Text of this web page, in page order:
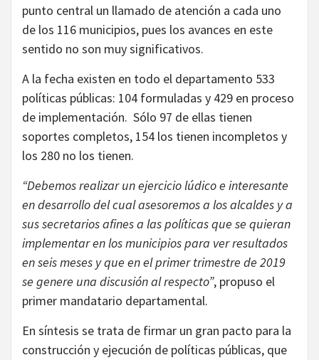
punto central un llamado de atención a cada uno
de los 116 municipios, pues los avances en este
sentido no son muy significativos.
A la fecha existen en todo el departamento 533
políticas públicas: 104 formuladas y 429 en proceso
de implementación. Sólo 97 de ellas tienen
soportes completos, 154 los tienen incompletos y
los 280 no los tienen.
“Debemos realizar un ejercicio lúdico e interesante
en desarrollo del cual asesoremos a los alcaldes y a
sus secretarios afines a las políticas que se quieran
implementar en los municipios para ver resultados
en seis meses y que en el primer trimestre de 2019
se genere una discusión al respecto”, propuso el
primer mandatario departamental.
En síntesis se trata de firmar un gran pacto para la
construcción y ejecución de políticas públicas, que